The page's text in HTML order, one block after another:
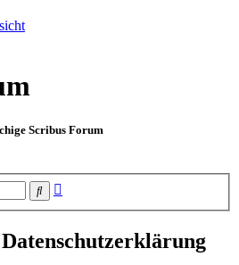
Scribus Forum
Suche